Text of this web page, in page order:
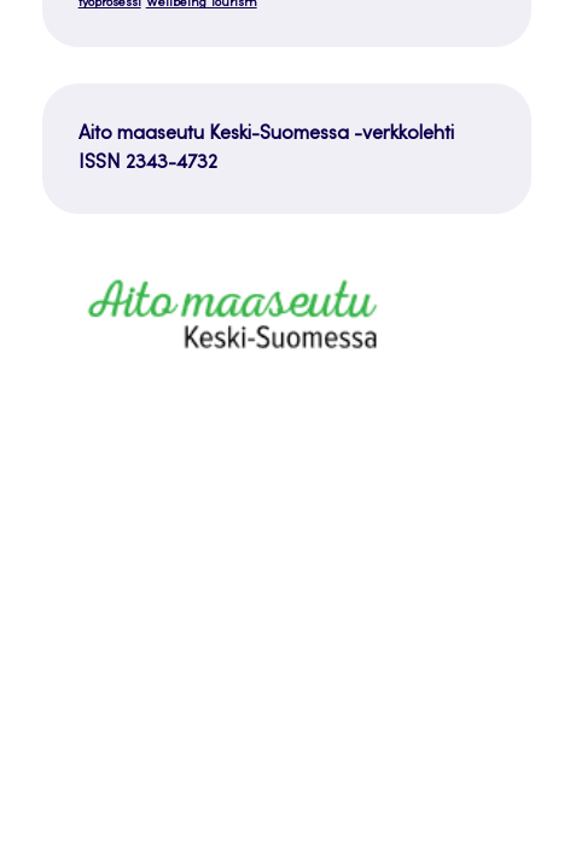
Aito maaseutu Keski-Suomessa -verkkolehti
ISSN 2343-4732